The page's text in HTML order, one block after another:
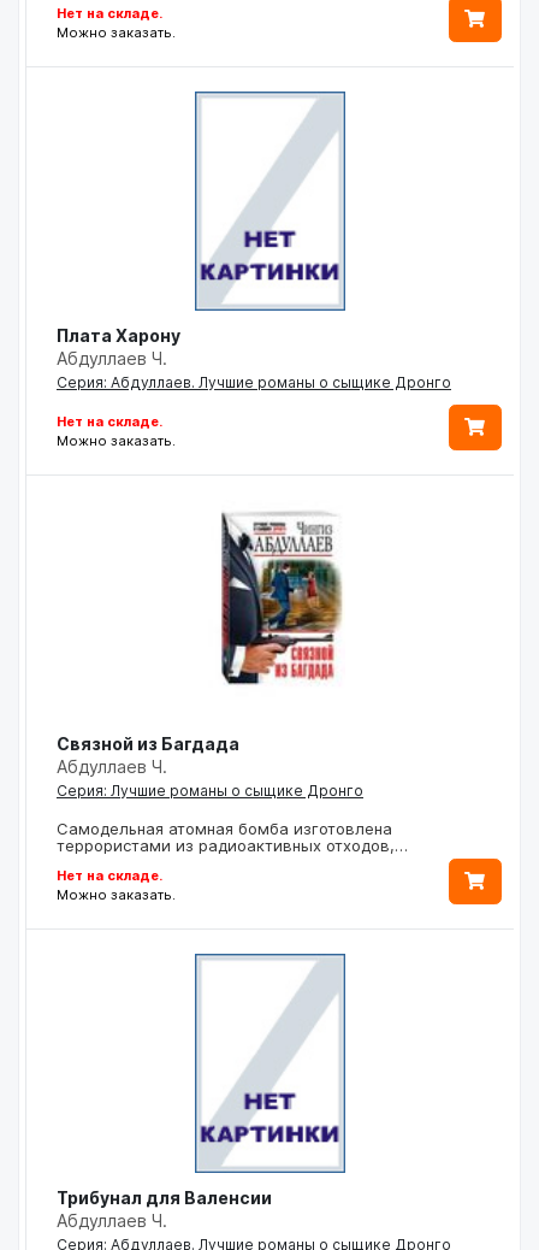
Нет на складе.
Можно заказать.
Плата Харону
Абдуллаев Ч.
Серия: Абдуллаев. Лучшие романы о сыщике Дронго
Нет на складе.
Можно заказать.
Связной из Багдада
Абдуллаев Ч.
Серия: Лучшие романы о сыщике Дронго
Самодельная атомная бомба изготовлена
террористами из радиоактивных отходов,…
Нет на складе.
Можно заказать.
Трибунал для Валенсии
Абдуллаев Ч.
Серия: Абдуллаев. Лучшие романы о сыщике Дронго